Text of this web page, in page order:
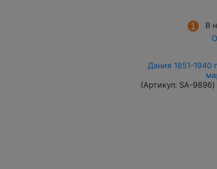
В
Дания 1851-1940
(Артикул: SA-9896)